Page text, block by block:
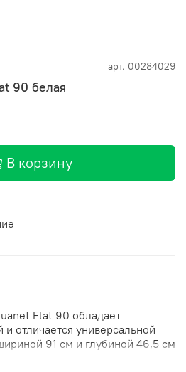
арт. 00284029
90 белая
В корзину
Flat 90 обладает
отличается универсальной
91 см и глубиной 46,5 см